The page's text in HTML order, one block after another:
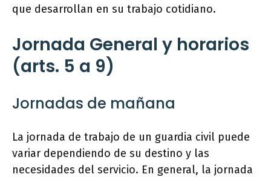
que desarrollan en su trabajo cotidiano.
Jornada General y horarios
(arts. 5 a 9)
Jornadas de mañana
La jornada de trabajo de un guardia civil puede
variar dependiendo de su destino y las
necesidades del servicio. En general, la jornada